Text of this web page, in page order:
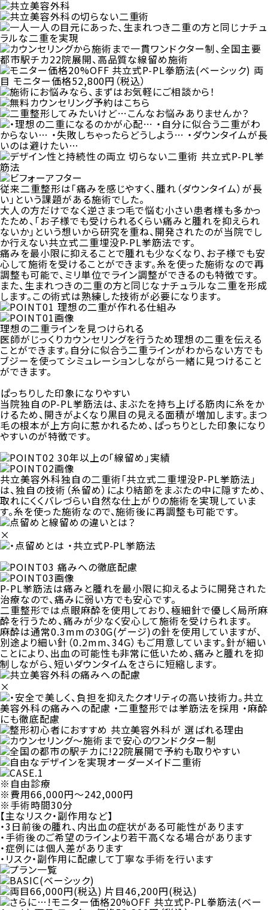
従来二重整形は「痛みを感じやすく、腫れ（ダウンタイム）が長
い」という課題がある施術でした。
大人の方だけでなく逆さまつ毛で悩む小さい患者様も多かっ
たため、「お子様でも受けられるくらい痛みと腫れを抑えられ
ないか」という想いから研究を重ね、開発されたのが当院でし
か行えない共立式二重埋没P-PL挙筋法です。
痛みを最小限に抑えることで腫れも少なくなり、お子様でも安
心して施術を受けることができます。糸を使った施術なので再
調整も可能で、ミリ単位でライン調整ができるのも特徴です。
また、生まれつきの二重の方と同じなナチュラルな二重を形成
します。この術式は熟練した技術が必要になります。
理想の二重ラインを見つけられる
医師がじっくりカウンセリングを行うため理想の二重を伝える
ことができます。自分に似合う二重ラインがわからない方でも
ブジーを使ってシミュレーションしながら一緒に見つけること
ができます。
ぱっちりした印象になりやすい
当院独自のP-PL挙筋法は、まぶたを持ち上げる筋肉に糸をか
けるため、開きがよくなり黒目の見える面積が増加します。まつ
毛の根本が上方向に惹かれるため、ぱっちりとした印象になり
やすいのが特徴です。
共立美容外科独自の二重術「共立式二重埋没P-PL挙筋法」
は、独自の技術（糸留め）により結節をまぶたの中に隠すため、
取れにくくバレづらい自然な仕上がりの施術を実現していま
す。糸を使った施術なので、施術後に再調整も可能です。
×
P-PL挙筋法は痛みと腫れを最小限に抑えるように開発された
治療なので、痛みに弱い方でも安心です。
二重整形では点眼麻酔を使用しており、極細針で優しく局所麻
酔を行うため、痛みが少なく安心して施術を受けられます。
麻酔は通常0.3mmの30G(ゲージ)の針を使用していますが、
別途より細い針（0.2mm、34G）もご用意しています。針が細い
ことにより、出血の可能性も非常に低いため、痛みと腫れを抑
制しながら、短いダウンタイムをさらに短縮します。
×
※自由診療
※費用66,000円〜242,000円
※手術時間30分
【主なリスク・副作用など】
・3日前後の腫れ、内出血の症状がある可能性があります
・手術後のご希望のラインより若干高くなる場合があります
・症例には個人差があります
・リスク・副作用に配慮して丁寧な手術を行います